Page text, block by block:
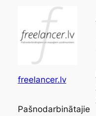
freelancer.lv
Pašnodarbinātajie